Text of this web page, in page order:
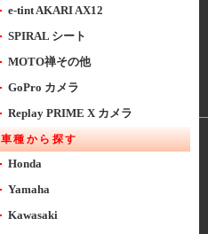
e-tint AKARI AX12
SPIRAL シート
MOTO禅その他
GoPro カメラ
Replay PRIME X カメラ
車種から探す
Honda
Yamaha
Kawasaki